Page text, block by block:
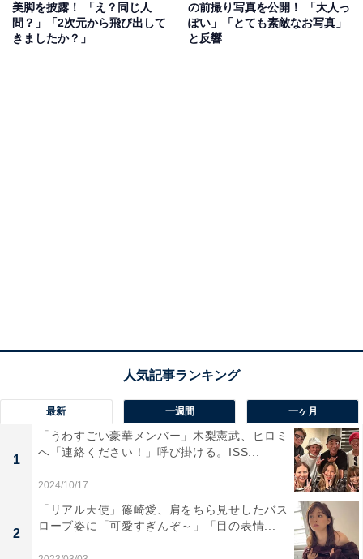
美脚を披露！ 「え？同じ人
間？」「2次元から飛び出して
きましたか？」
の前撮り写真を公開！ 「大人っ
ぽい」「とても素敵なお写真」
と反響
最新 一週間 一ヶ月
1
「うわすごい豪華メンバー」木梨憲武、ヒロミ
へ「連絡ください！」呼び掛ける。ISS...
2024/10/17
2
「リアル天使」篠崎愛、肩をちら見せしたバス
ローブ姿に「可愛すぎんぞ～」「目の表情...